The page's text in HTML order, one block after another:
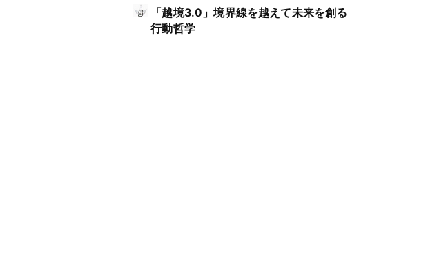
「越境3.0」境界線を越えて未来を創る
行動哲学